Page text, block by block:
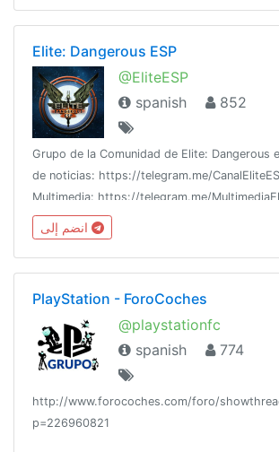
Elite: Dangerous ESP
@EliteESP
spanish
852
Grupo de la Comunidad de Elite: Dangerous
de noticias: https://telegram.me/
Multimedia: https://telegram.me/
Oficial: https://discord.gg/taGC2K2Web:
oficial: Varias
PlayStation - ForoCoches
@playstationfc
spanish
774
http://www.forocoches.com/foro/
p=226960821